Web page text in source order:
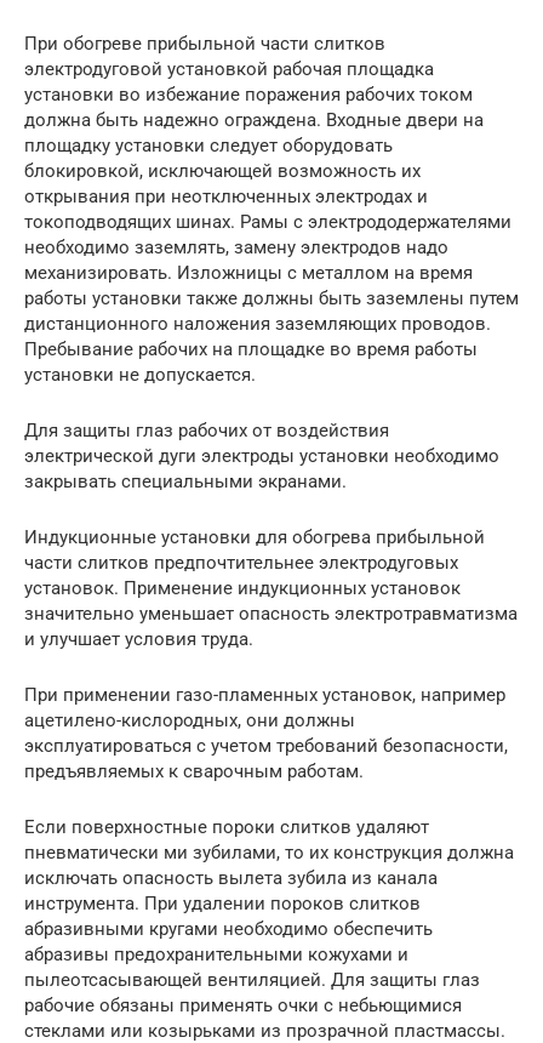
При обогреве прибыльной части слитков
электродуговой установкой рабочая площадка
установки во избежание поражения рабочих током
должна быть надежно ограждена. Входные двери на
площадку установки следует оборудовать
блокировкой, исключающей возможность их
открывания при неотключенных электродах и
токоподводящих шинах. Рамы с электрододержателями
необходимо заземлять, замену электродов надо
механизировать. Изложницы с металлом на время
работы установки также должны быть заземлены путем
дистанционного наложения заземляющих проводов.
Пребывание рабочих на площадке во время работы
установки не допускается.
Для защиты глаз рабочих от воздействия
электрической дуги электроды установки необходимо
закрывать специальными экранами.
Индукционные установки для обогрева прибыльной
части слитков предпочтительнее электродуговых
установок. Применение индукционных установок
значительно уменьшает опасность электротравматизма
и улучшает условия труда.
При применении газо-пламенных установок, например
ацетилено-кислородных, они должны
эксплуатироваться с учетом требований безопасности,
предъявляемых к сварочным работам.
Если поверхностные пороки слитков удаляют
пневматически­ ми зубилами, то их конструкция должна
исключать опасность вылета зубила из канала
инструмента. При удалении пороков слитков
абразивными кругами необходимо обеспечить
абразивы предохранительными кожухами и
пылеотсасывающей вентиляцией. Для защиты глаз
рабочие обязаны применять очки с небьющимися
стеклами или козырьками из прозрачной пластмассы.